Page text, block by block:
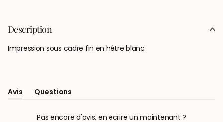
Description
Impression sous cadre fin en hêtre blanc
Avis Questions
Pas encore d'avis, en écrire un maintenant ?